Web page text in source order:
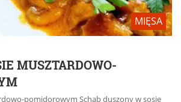
MIĘSA
MUSZTARDOWO-
pomidorowym Schab duszony w sosie